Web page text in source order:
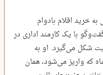
خرید اقلام بادوام
با یک کارمند اداری در
شکل می‌گیرد. او به
که واریز می‌شود، همان